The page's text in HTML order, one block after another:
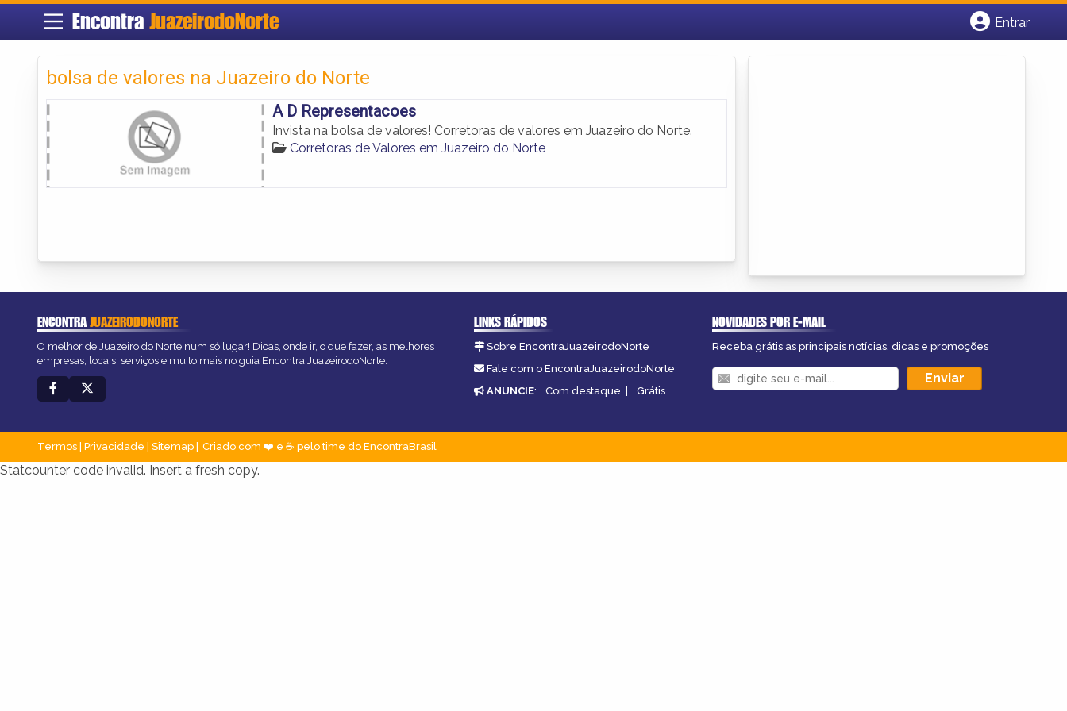
Encontra JuazeirodoNorte
Entrar
bolsa de valores na Juazeiro do Norte
A D Representacoes
Invista na bolsa de valores! Corretoras de valores em Juazeiro do Norte.
Corretoras de Valores em Juazeiro do Norte
ENCONTRAJUAZEIRODONORTE
O melhor de Juazeiro do Norte num só lugar! Dicas, onde ir, o que fazer, as melhores
empresas, locais, serviços e muito mais no guia Encontra JuazeirodoNorte.
LINKS RÁPIDOS
Sobre EncontraJuazeirodoNorte
Fale com o EncontraJuazeirodoNorte
ANUNCIE: Com destaque | Grátis
NOVIDADES POR E-MAIL
Receba grátis as principais notícias, dicas e promoções
Termos Privacidade Sitemap Criado com ❤️ e ☕ pelo time do EncontraBrasil
Statcounter code invalid. Insert a fresh copy.